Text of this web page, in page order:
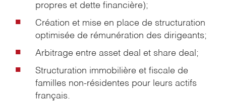
propres et dette financière);
Création et mise en place de structuration
optimisée de rémunération des dirigeants;
Arbitrage entre asset deal et share deal;
Structuration immobilière et fiscale de
familles non-résidentes pour leurs actifs
français.